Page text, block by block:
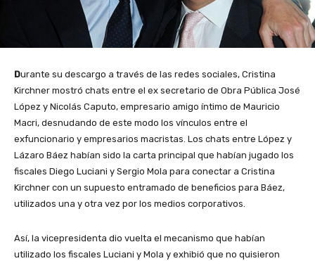
Durante su descargo a través de las redes sociales, Cristina
Kirchner mostró chats entre el ex secretario de Obra Pública José
López y Nicolás Caputo, empresario amigo íntimo de Mauricio
Macri, desnudando de este modo los vínculos entre el
exfuncionario y empresarios macristas. Los chats entre López y
Lázaro Báez habían sido la carta principal que habían jugado los
fiscales Diego Luciani y Sergio Mola para conectar a Cristina
Kirchner con un supuesto entramado de beneficios para Báez,
utilizados una y otra vez por los medios corporativos.
Así, la vicepresidenta dio vuelta el mecanismo que habían
utilizado los fiscales Luciani y Mola y exhibió que no quisieron